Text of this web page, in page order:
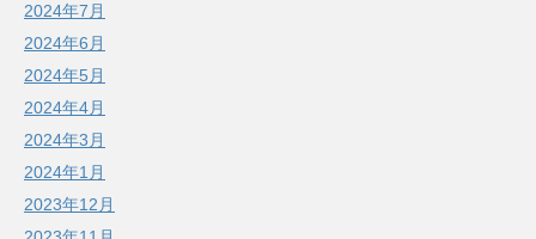
2024年7月
2024年6月
2024年5月
2024年4月
2024年3月
2024年1月
2023年12月